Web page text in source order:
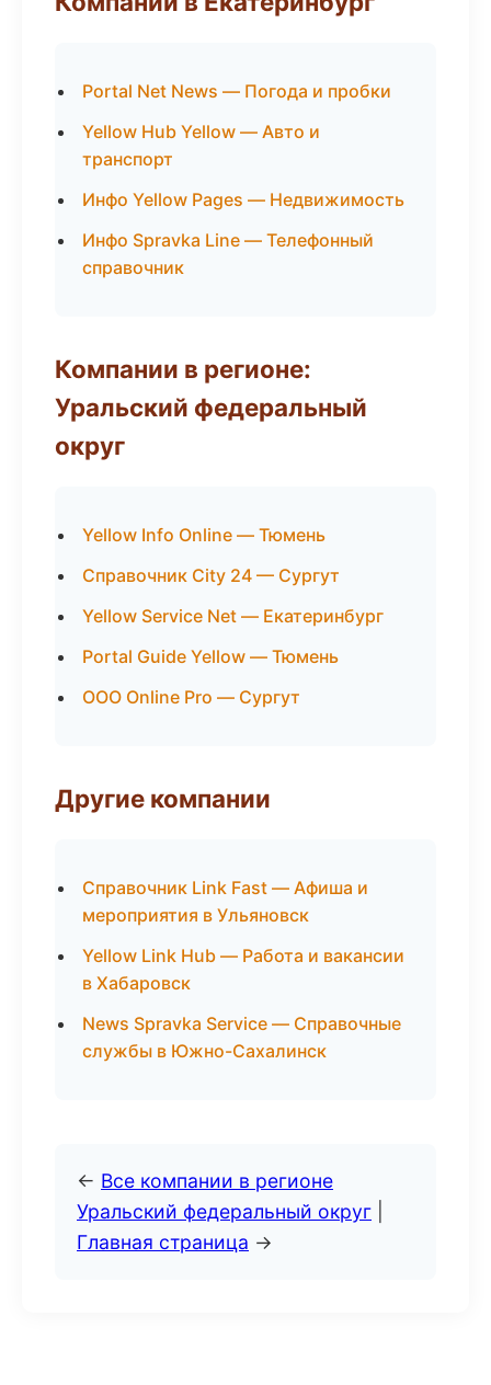
Portal Net News — Погода и пробки
Yellow Hub Yellow — Авто и
транспорт
Инфо Yellow Pages — Недвижимость
Инфо Spravka Line — Телефонный
справочник
Компании в регионе:
Уральский федеральный
округ
Yellow Info Online — Тюмень
Справочник City 24 — Сургут
Yellow Service Net — Екатеринбург
Portal Guide Yellow — Тюмень
ООО Online Pro — Сургут
Другие компании
Справочник Link Fast — Афиша и
мероприятия в Ульяновск
Yellow Link Hub — Работа и вакансии
в Хабаровск
News Spravka Service — Справочные
службы в Южно-Сахалинск
← Все компании в регионе
Уральский федеральный округ
Главная страница →